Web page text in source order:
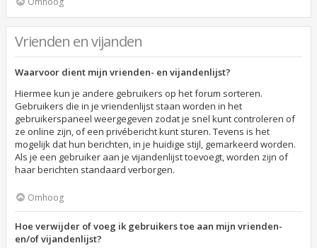
Vrienden en vijanden
Waarvoor dient mijn vrienden- en vijandenlijst?
Hiermee kun je andere gebruikers op het forum sorteren.
Gebruikers die in je vriendenlijst staan worden in het
gebruikerspaneel weergegeven zodat je snel kunt controleren of
ze online zijn, of een privébericht kunt sturen. Tevens is het
mogelijk dat hun berichten, in je huidige stijl, gemarkeerd worden.
Als je een gebruiker aan je vijandenlijst toevoegt, worden zijn of
haar berichten standaard verborgen.
Omhoog
Hoe verwijder of voeg ik gebruikers toe aan mijn vrienden-
en/of vijandenlijst?